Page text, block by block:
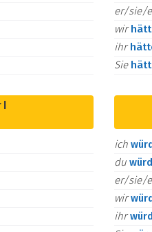
er/sie/
wir
ihr
Sie
I
ich
du
er/sie/
wir
ihr